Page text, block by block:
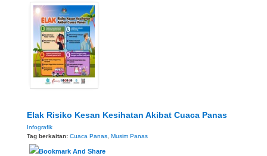
Elak Risiko Kesan Kesihatan Akibat Cuaca Panas
Infografik
Tag berkaitan: Cuaca Panas Musim Panas